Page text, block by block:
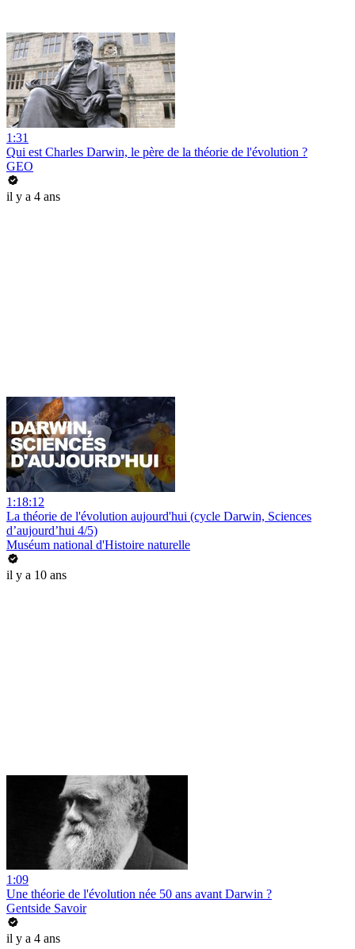
1:31
Qui est Charles Darwin, le père de la théorie de l'évolution ?
GEO
il y a 4 ans
1:18:12
La théorie de l'évolution aujourd'hui (cycle Darwin, Sciences
d’aujourd’hui 4/5)
Muséum national d'Histoire naturelle
il y a 10 ans
1:09
Une théorie de l'évolution née 50 ans avant Darwin ?
Gentside Savoir
il y a 4 ans